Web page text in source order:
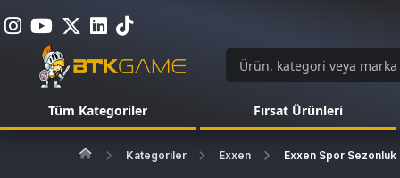
Tüm Kategoriler Fırsat Ürünleri
Kategoriler Exxen Exxen Spor